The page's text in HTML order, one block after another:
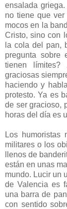
ensalada
no tiene que
mocos en la
Cristo, sino con
la cola del pan,
pregunta sobre
tienen límites?
graciosas
haciendo y
protesto. Ya es
de ser gracioso,
horas del día es
Los
militares o los
llenos de
están en unas
mundo. Lucir un
de Valencia es
una barra de
con sentido